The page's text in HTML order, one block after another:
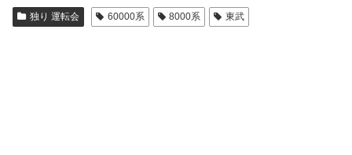
独り 運転会 60000系 8000系 東武